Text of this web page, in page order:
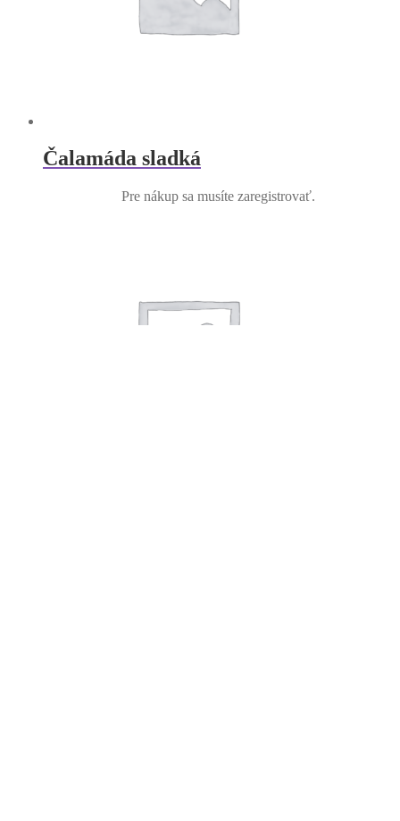
Čalamáda sladká
Pre nákup sa musíte zaregistrovať.